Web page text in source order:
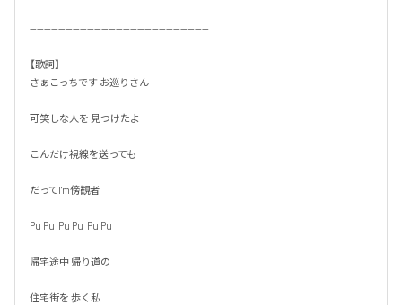
--------------------------------------------------
【歌詞】
さぁこっちです お巡りさん
可笑しな人を 見つけたよ
こんだけ視線を送っても
だってI'm傍観者
Pu Pu  Pu Pu  Pu Pu
帰宅途中 帰り道の
住宅街を 歩く私